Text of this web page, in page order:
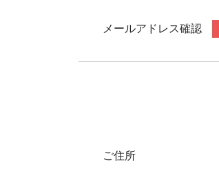
メールアドレス確認
ご住所